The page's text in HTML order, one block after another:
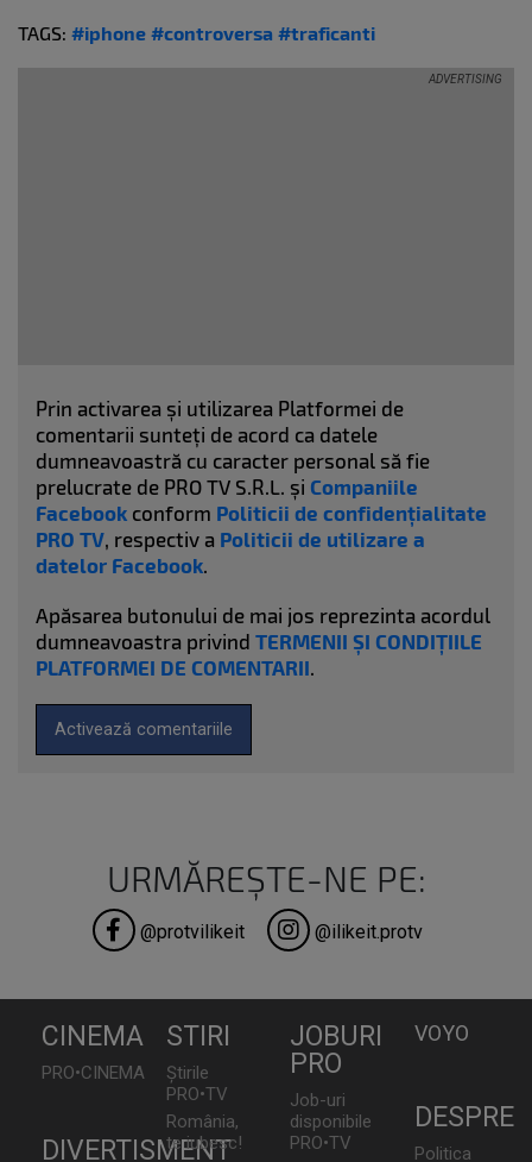
TAGS: #iphone #controversa #traficanti
Prin activarea și utilizarea Platformei de
comentarii sunteți de acord ca datele
dumneavoastră cu caracter personal să fie
prelucrate de PRO TV S.R.L. și Companiile
Facebook conform Politicii de confidențialitate
PRO TV, respectiv a Politicii de utilizare a
datelor Facebook.
Apăsarea butonului de mai jos reprezinta acordul
dumneavoastra privind TERMENII ȘI CONDIȚIILE
PLATFORMEI DE COMENTARII.
Activează comentariile
URMĂREȘTE-NE PE:
@protvilikeit @ilikeit.protv
CINEMA
PRO•CINEMA
DIVERTISMENT
STIRI
Știrile
PRO•TV
România,
te iubesc!
JOBURI
PRO
Job-uri
disponibile
PRO•TV
VOYO
DESPRE
Politica